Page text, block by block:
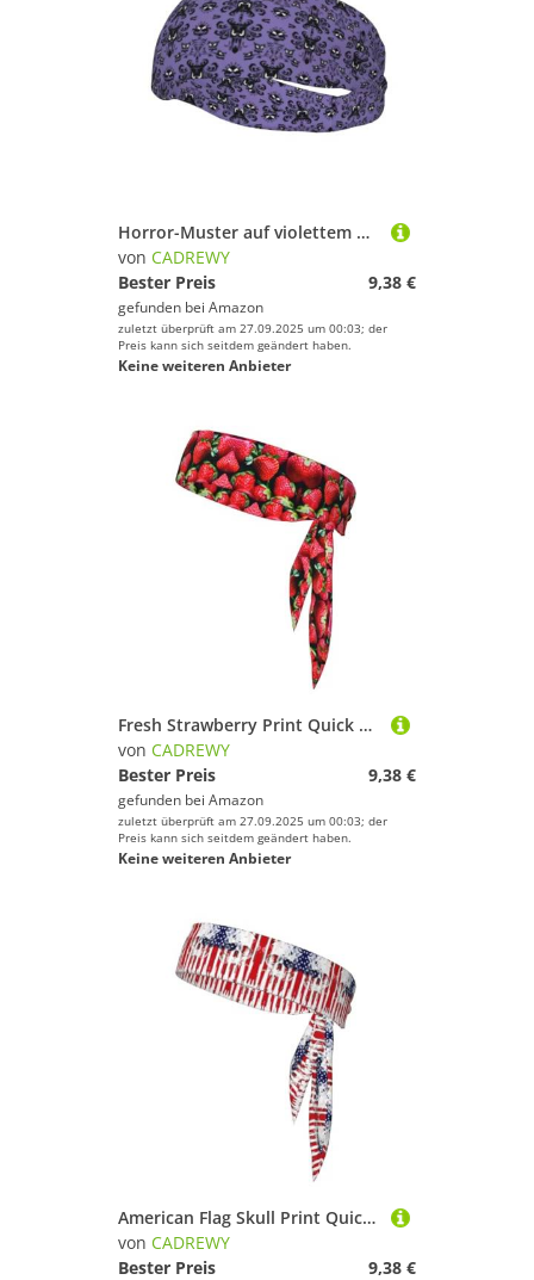
Horror-Muster auf violettem Hintergrund, stilvolles Sportschweißband, dehnbar, atmungsaktiv und feuchtigkeitsableitend, Stirnband für Fitnessstudio
von CADREWY
Bester Preis
9,38 €
gefunden bei Amazon
zuletzt überprüft am 27.09.2025 um 00:03; der
Preis kann sich seitdem geändert haben.
Keine weiteren Anbieter
Fresh Strawberry Print Quick Drying Sports Head Tie Moisture Wicking Headband for Men and Women for Tennis
von CADREWY
Bester Preis
9,38 €
gefunden bei Amazon
zuletzt überprüft am 27.09.2025 um 00:03; der
Preis kann sich seitdem geändert haben.
Keine weiteren Anbieter
American Flag Skull Print Quick Drying Sports Head Tie Moisture Wicking Headband for Men and Women for Tennis
von CADREWY
Bester Preis
9,38 €